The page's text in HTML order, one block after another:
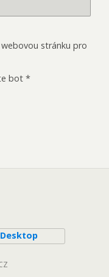
stránku pro
bot *
Desktop